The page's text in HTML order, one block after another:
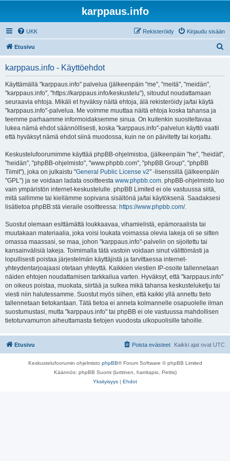
karppaus.info
UKK Kirjaudu sisään
Rekisteröidy
Etusivu
karppaus.info - Käyttöehdot
Käyttämällä "karppaus.info" palvelua (jälkeenpäin "me", "meitä", "meidän",
"karppaus.info", "https://karppaus.info/keskustelu"), sitoudut noudattamaan
seuraavia ehtoja. Mikäli et hyväksy näitä ehtoja, älä rekisteröidy ja/tai käytä
"karppaus.info"-palvelua. Me voimme muuttaa näitä ehtoja koska tahansa ja
teemme parhaamme informoidaksemme sinua. On kuitenkin suositeltavaa
lukea nämä ehdot säännöllisesti, koska "karppaus.info"-palvelun käyttö vaatii
että hyväksyt nämä ehdot siinä muodossa, kuin ne on päivitetty tai korjattu.
Keskustelufoorumimme käyttää phpBB-ohjelmistoa, (jälkeenpäin "he", "heidät",
"heidän", "phpBB-ohjelmisto", "www.phpbb.com", "phpBB Group", "phpBB
Tiimit"), joka on julkaistu "General Public License v2" -lisenssillä (jälkeenpäin
"GPL") ja se voidaan ladata osoitteesta www.phpbb.com. phpBB-ohjelmisto luo
vain ympäristön internet-keskustelulle. phpBB Limited ei ole vastuussa siitä,
mitä sallimme tai kiellämme sopivana sisältönä ja/tai käytöksenä. Saadaksesi
lisätietoa phpBB:stä vieraile osoitteessa: https://www.phpbb.com/.
Suostut olemaan esittämättä loukkaavaa, vihamielistä, epämoraalista tai
muutakaan materiaalia, joka voisi loukata voimassa olevia lakeja oli se sitten
omassa maassasi, se maa, johon "karppaus.info"-palvelin on sijoitettu tai
kansainvälisiä lakeja. Toimimalla tätä vastoin voidaan sinut välittömästi ja
lopullisesti poistaa järjestelmän käyttäjistä ja tarvittaessa internet-
yhteydentarjoajaasi otetaan yhteyttä. Kaikkien viestien IP-osoite tallennetaan
näiden ehtojen noudattamisen tarkkailua varten. Hyväksyt, että "karppaus.info"
on oikeus poistaa, muokata, siirtää ja sulkea mikä tahansa keskusteluketju tai
viesti niin halutessamme. Suostut myös siihen, että kaikki yllä annettu tieto
tallennetaan tietokantaan. Tätä tietoa ei anneta kolmannelle osapuolelle ilman
suostumustasi, mutta "karppaus.info" tai phpBB ei ole vastuussa mahdollisen
tietoturvamurron aiheuttamasta tietojen vuodosta ulkopuolisille tahoille.
Etusivu Kaikki ajat ovat UTC
Poista evästeet
Keskustelufoorumin ohjelmisto phpBB® Forum Software © phpBB Limited
Käännös: phpBB Suomi (lurttinen, harritapio, Pettis)
Yksityisyys | Ehdot